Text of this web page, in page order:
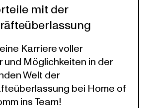
mit der
Karriere voller
und Möglichkeiten in der
Welt der
bei Home of
ins Team!